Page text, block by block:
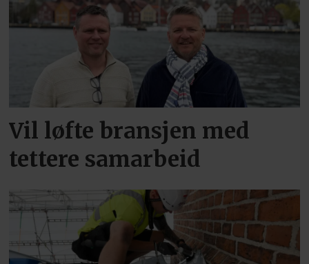
Vil løfte bransjen med
tettere samarbeid